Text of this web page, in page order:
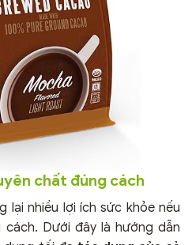
chất đúng cách
lại nhiều lợi ích sức khỏe nếu
Dưới đây là hướng dẫn